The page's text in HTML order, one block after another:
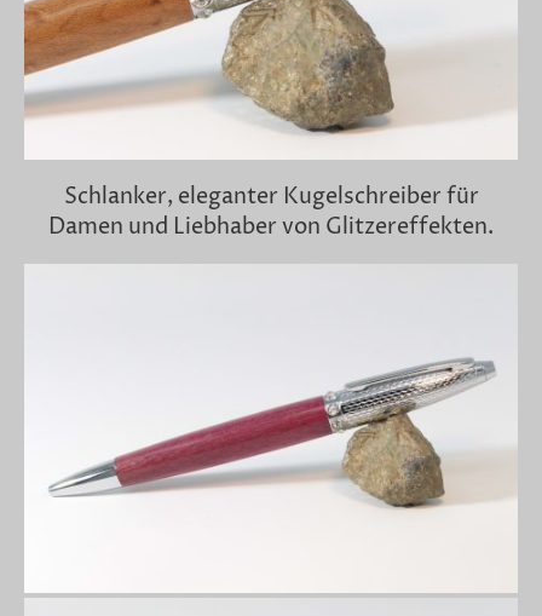
Schlanker, eleganter Kugelschreiber für
Damen und Liebhaber von Glitzereffekten.